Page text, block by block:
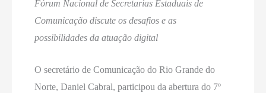
Fórum Nacional de Secretarias Estaduais de
Comunicação discute os desafios e as
possibilidades da atuação digital
O secretário de Comunicação do Rio Grande do
Norte, Daniel Cabral, participou da abertura do 7º